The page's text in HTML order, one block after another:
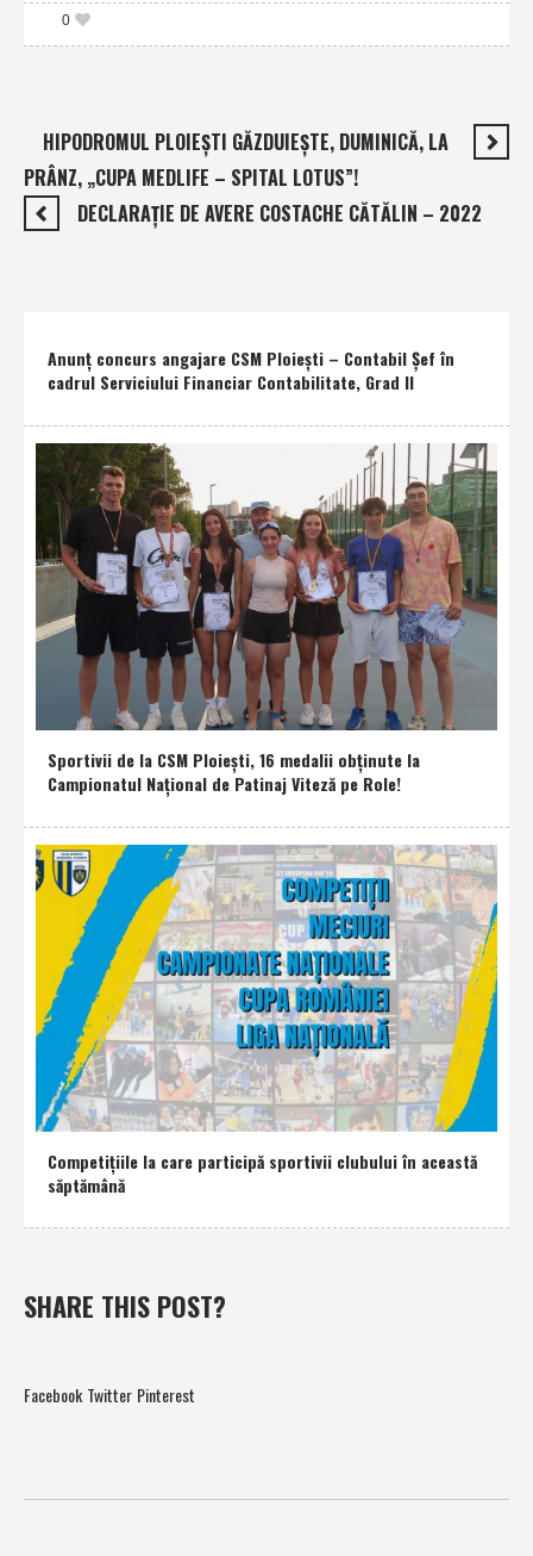
0
HIPODROMUL PLOIEŞTI GĂZDUIEŞTE, DUMINICĂ, LA
PRÂNZ, „CUPA MEDLIFE – SPITAL LOTUS”!
DECLARAŢIE DE AVERE COSTACHE CĂTĂLIN – 2022
Anunţ concurs angajare CSM Ploieşti – Contabil Şef în
cadrul Serviciului Financiar Contabilitate, Grad II
Sportivii de la CSM Ploieşti, 16 medalii obţinute la
Campionatul Naţional de Patinaj Viteză pe Role!
Competiţiile la care participă sportivii clubului în această
săptămână
SHARE THIS POST?
Facebook Twitter Pinterest